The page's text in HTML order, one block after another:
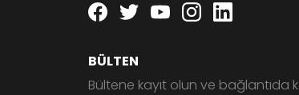
Facebook
twitteryoutubeinstagram
BÜLTEN
Bültene kayıt olun ve bağlantıda